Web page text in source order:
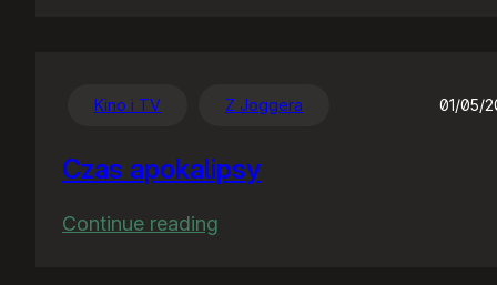
Kino i TV Z Joggera 01/05/
Czas apokalipsy
Continue reading